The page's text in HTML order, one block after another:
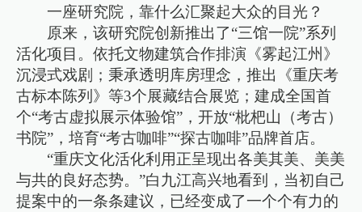
一座研究院，靠什么汇聚起大众的目光？
原来，该研究院创新推出了“三馆一院”系列
活化项目。依托文物建筑合作排演《雾起江州》
沉浸式戏剧；秉承透明库房理念，推出《重庆考
古标本陈列》等3个展藏结合展览；建成全国首
个“考古虚拟展示体验馆”，开放“枇杷山（考古）
书院”，培育“考古咖啡”“探古咖啡”品牌首店。
“重庆文化活化利用正呈现出各美其美、美美
与共的良好态势。”白九江高兴地看到，当初自己
提案中的一条条建议，已经变成了一个个有力的